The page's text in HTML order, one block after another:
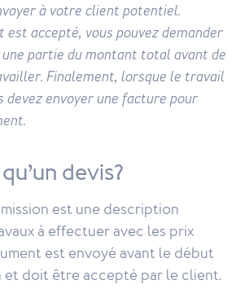
à votre client potentiel.
accepté, vous pouvez demander
partie du montant total avant de
Finalement, lorsque le travail
devez envoyer une facture pour
devis?
est une description
à effectuer avec les prix
est envoyé avant le début
et doit être accepté par le client.